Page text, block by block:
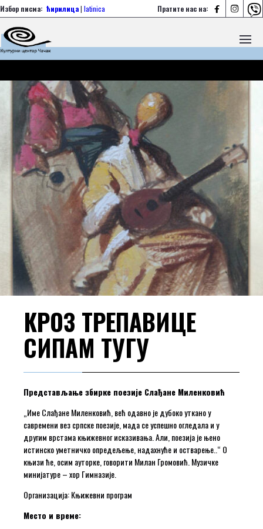
Пратите нас на:   
Избор писма: ћирилица| latinica
КРОЗ ТРЕПАВИЦЕ
СИПАМ ТУГУ
Представљање збирке поезије Слађане Миленковић
„Име Слађане Миленковић, већ одавно је дубоко уткано у
савремени вез српске поезије, мада се успешно огледала и у
другим врстама књижевног исказивања. Али, поезија је њено
истинско уметничко опредељење, надахнуће и остварење..“ О
књизи ће, осим ауторке, говорити Милан Громовић. Музичке
минијатуре – хор Гимназије.
Организација: Књижевни програм
Место и време: